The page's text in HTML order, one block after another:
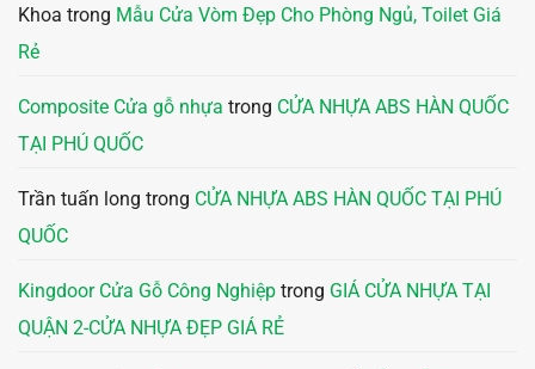
Khoa trong Mẫu Cửa Vòm Đẹp Cho Phòng Ngủ, Toilet Giá
Rẻ
Composite Cửa gỗ nhựa trong CỬA NHỰA ABS HÀN QUỐC
TẠI PHÚ QUỐC
Trần tuấn long trong CỬA NHỰA ABS HÀN QUỐC TẠI PHÚ
QUỐC
Kingdoor Cửa Gỗ Công Nghiệp trong GIÁ CỬA NHỰA TẠI
QUẬN 2-CỬA NHỰA ĐẸP GIÁ RẺ